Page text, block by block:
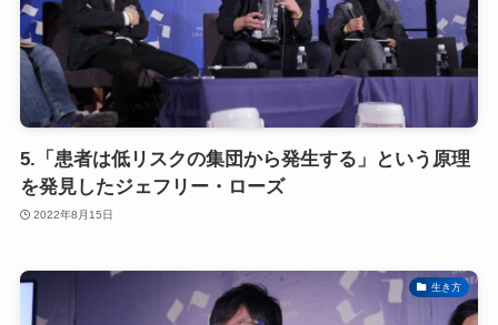
5.「患者は低リスクの集団から発生する」という原理
を発見したジェフリー・ローズ
2022年8月15日
生き方